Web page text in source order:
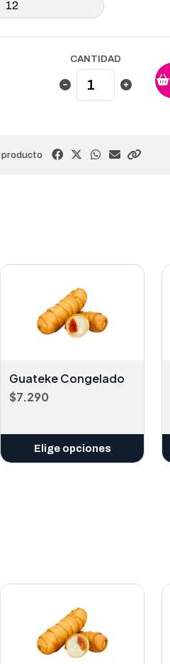
12
CANTIDAD
Guateke Congelado
$7.290
Elige opciones